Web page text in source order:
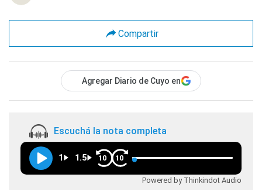
Compartir
Agregar Diario de Cuyo en
Escuchá la nota completa
1 1.5 10 10
Powered by Thinkindot Audio